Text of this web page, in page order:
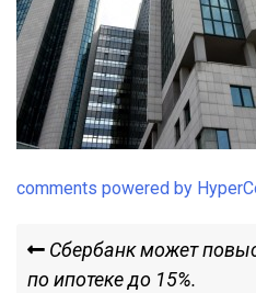
comments powered by
Навигация
Previous
Post
Сбербанк может
по ипотеке до 15%.